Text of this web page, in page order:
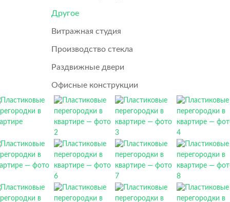
Другое
Витражная студия
Производство стекла
Раздвижные двери
Офисные конструкции